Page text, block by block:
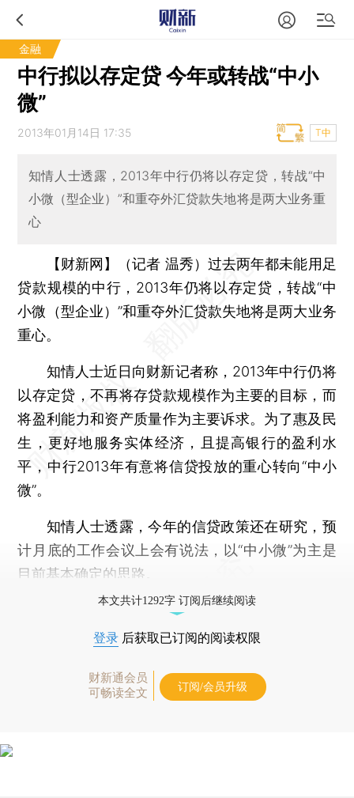
金融
中行拟以存定贷 今年或转战“中小
微”
2013年01月14日 17:35 T中
知情人士透露，2013年中行仍将以存定贷，转战“中
小微（型企业）”和重夺外汇贷款失地将是两大业务重
心
【财新网】（记者 温秀） 过去两年都未能用足
贷款规模的中行，2013年仍将以存定贷，转战“中
小微（型企业）”和重夺外汇贷款失地将是两大业务
重心。
知情人士近日向财新记者称，2013年中行仍将
以存定贷，不再将存贷款规模作为主要的目标，而
将盈利能力和资产质量作为主要诉求。为了惠及民
生，更好地服务实体经济，且提高银行的盈利水
平，中行2013年有意将信贷投放的重心转向“中小
微”。
知情人士透露，今年的信贷政策还在研究，预
计月底的工作会议上会有说法，以“中小微”为主是
目前基本确定的思路。
本文共计1292字 订阅后继续阅读
登录 后获取已订阅的阅读权限
财新通会员
可畅读全文
订阅/会员升级